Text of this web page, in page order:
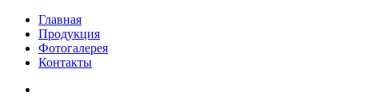
Главная
Продукция
Фотогалерея
Контакты